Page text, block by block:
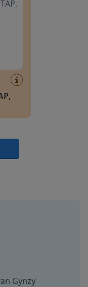
Gynzy